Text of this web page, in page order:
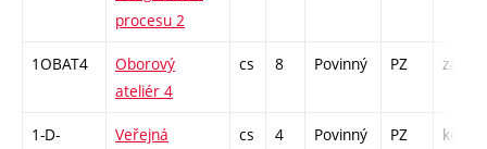
procesu 2
1OBAT4
Oborový
ateliér 4
cs 8 Povinný PZ zá
1-D-
Veřejná
cs 4 Povinný PZ kol